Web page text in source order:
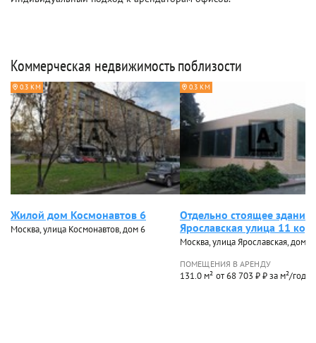
Коммерческая недвижимость поблизости
0.3 КМ
Жилой дом Космонавтов 6
Москва, улица Космонавтов, дом 6
0.3 КМ
Отдельно стоящее здание
Ярославская улица 11
Москва, улица Ярославская, дом
ПОМЕЩЕНИЯ В АРЕНДУ
131.0 м² от 68 703 ₽ ₽ за м²/год